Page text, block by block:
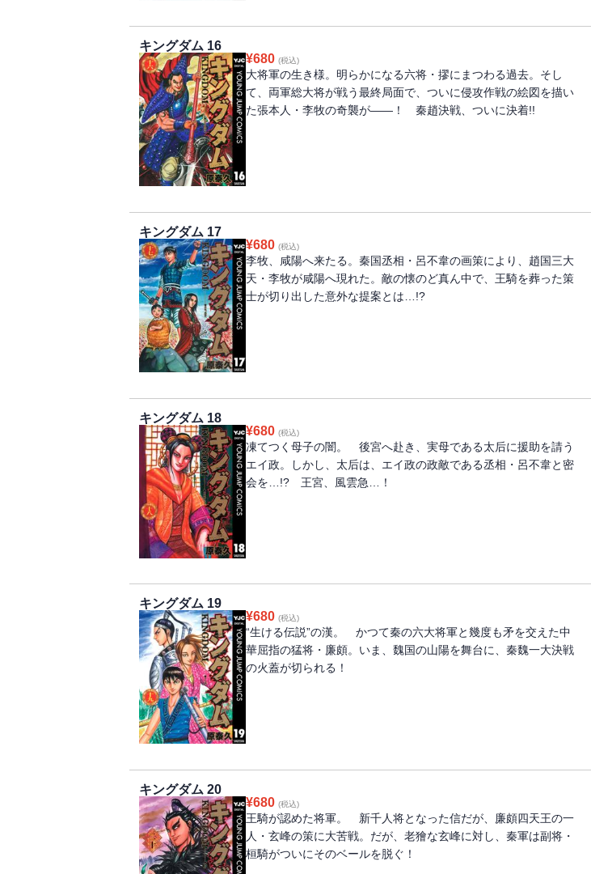
キングダム 16
¥680 (税込)
大将軍の生き様。明らかになる六将・摎にまつわる過去。そし
て、両軍総大将が戦う最終局面で、ついに侵攻作戦の絵図を描い
た張本人・李牧の奇襲が――！ 秦趙決戦、ついに決着!!
キングダム 17
¥680 (税込)
李牧、咸陽へ来たる。秦国丞相・呂不韋の画策により、趙国三大
天・李牧が咸陽へ現れた。敵の懐のど真ん中で、王騎を葬った策
士が切り出した意外な提案とは…!?
キングダム 18
¥680 (税込)
凍てつく母子の闇。 後宮へ赴き、実母である太后に援助を請う
エイ政。しかし、太后は、エイ政の政敵である丞相・呂不韋と密
会を…!? 王宮、風雲急…！
キングダム 19
¥680 (税込)
“生ける伝説”の漢。 かつて秦の六大将軍と幾度も矛を交えた中
華屈指の猛将・廉頗。いま、魏国の山陽を舞台に、秦魏一大決戦
の火蓋が切られる！
キングダム 20
¥680 (税込)
王騎が認めた将軍。 新千人将となった信だが、廉頗四天王の一
人・玄峰の策に大苦戦。だが、老獪な玄峰に対し、秦軍は副将・
桓騎がついにそのベールを脱ぐ！